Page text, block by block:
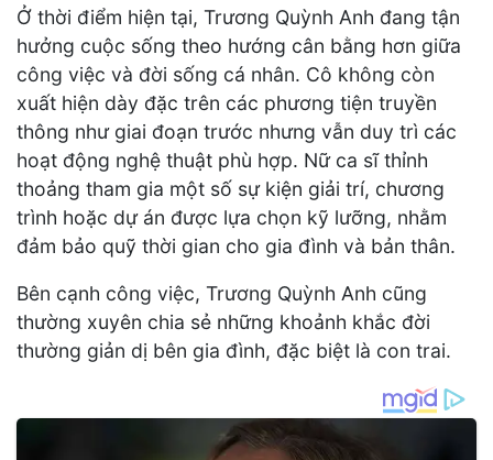
Ở thời điểm hiện tại, Trương Quỳnh Anh đang tận
hưởng cuộc sống theo hướng cân bằng hơn giữa
công việc và đời sống cá nhân. Cô không còn
xuất hiện dày đặc trên các phương tiện truyền
thông như giai đoạn trước nhưng vẫn duy trì các
hoạt động nghệ thuật phù hợp. Nữ ca sĩ thỉnh
thoảng tham gia một số sự kiện giải trí, chương
trình hoặc dự án được lựa chọn kỹ lưỡng, nhằm
đảm bảo quỹ thời gian cho gia đình và bản thân.
Bên cạnh công việc, Trương Quỳnh Anh cũng
thường xuyên chia sẻ những khoảnh khắc đời
thường giản dị bên gia đình, đặc biệt là con trai.